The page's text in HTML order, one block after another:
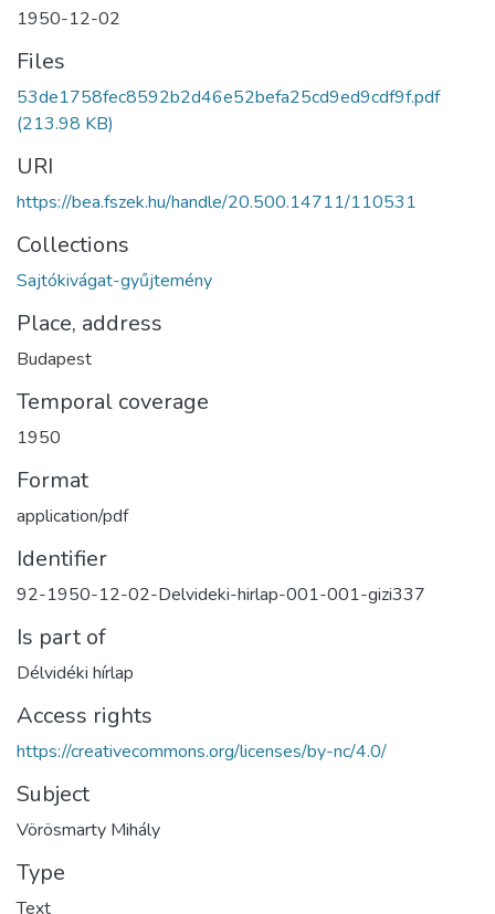
1950-12-02
Files
53de1758fec8592b2d46e52befa25cd9ed9cdf9f.pdf
(213.98 KB)
URI
https://bea.fszek.hu/handle/20.500.14711/110531
Collections
Sajtókivágat-gyűjtemény
Place, address
Budapest
Temporal coverage
1950
Format
application/pdf
Identifier
92-1950-12-02-Delvideki-hirlap-001-001-gizi337
Is part of
Délvidéki hírlap
Access rights
https://creativecommons.org/licenses/by-nc/4.0/
Subject
Vörösmarty Mihály
Type
Text